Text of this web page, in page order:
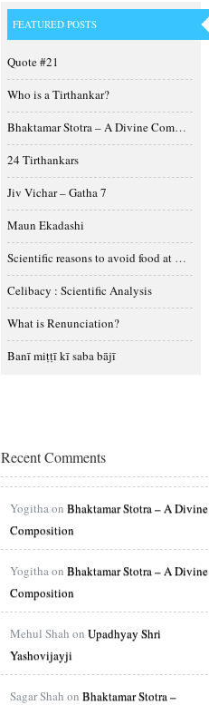
FEATURED POSTS
Quote #21
Who is a Tirthankar?
Bhaktamar Stotra – A Divine Composition
24 Tirthankars
Jiv Vichar – Gatha 7
Maun Ekadashi
Scientific reasons to avoid food at night
Celibacy : Scientific Analysis
What is Renunciation?
Banī miṭṭī kī saba bājī
Recent Comments
Yogitha on Bhaktamar Stotra – A Divine
Composition
Yogitha on Bhaktamar Stotra – A Divine
Composition
Mehul Shah on Upadhyay Shri
Yashovijayji
Sagar Shah on Bhaktamar Stotra –